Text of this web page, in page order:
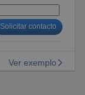
Solicitar contacto
Ver exemplo